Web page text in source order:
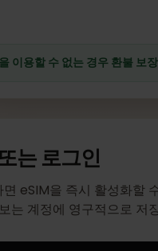
이용할 수 없는 경우 환불 보장
는 로그인
eSIM을 즉시 활성화할
는 계정에 영구적으로 저